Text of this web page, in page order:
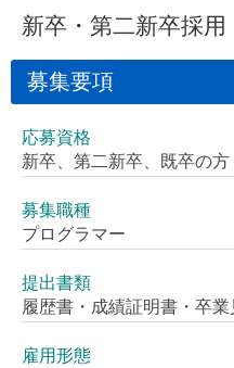
新卒・第二新卒採用
募集要項
応募資格
新卒、第二新卒、既卒の方
募集職種
プログラマー
提出書類
履歴書・成績証明書・卒
雇用形態